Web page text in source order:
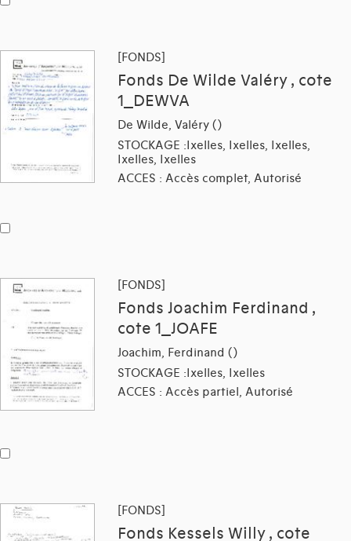
[FONDS]
Fonds De Wilde Valéry , cote
1_DEWVA
De Wilde, Valéry ()
STOCKAGE :Ixelles, Ixelles, Ixelles,
Ixelles, Ixelles
ACCES : Accès complet, Autorisé
[FONDS]
Fonds Joachim Ferdinand ,
cote 1_JOAFE
Joachim, Ferdinand ()
STOCKAGE :Ixelles, Ixelles
ACCES : Accès partiel, Autorisé
[FONDS]
Fonds Kessels Willy , cote